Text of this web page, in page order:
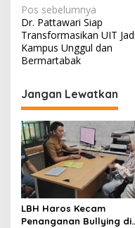
N
a
v
i
g
a
s
i
p
o
s
Pos sebelumnya
Dr. Pattawari Siap
Transformasikan UIT Jadi
Kampus Unggul dan
Bermartabak
Jangan Lewatkan
LBH Haros Kecam
Penanganan Bullying di